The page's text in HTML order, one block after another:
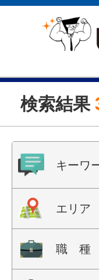
検索結果
キーワ
エリア
職 種